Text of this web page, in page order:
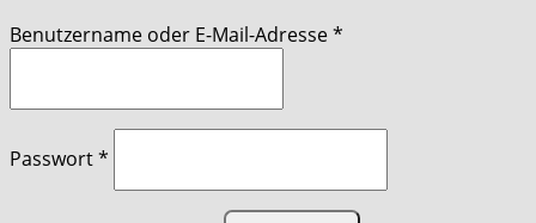
Benutzername oder E-Mail-Adresse*
Passwort*